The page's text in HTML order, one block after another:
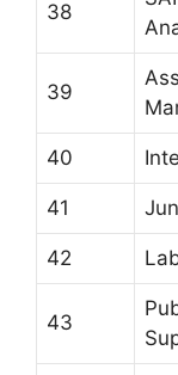
38
39
40
41
42
43